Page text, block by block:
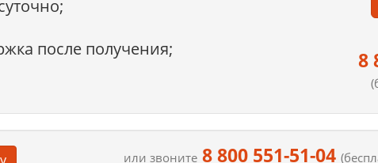
после получения;
8
или звоните 8 800 551-51-04